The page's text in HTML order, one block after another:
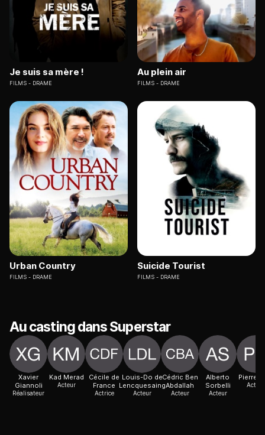
Je suis sa mère !
FILMS DRAME
Au plein air
FILMS DRAME
Urban Country
FILMS DRAME
Suicide Tourist
FILMS DRAME
Au casting dans Superstar
Xavier
Giannoli
Réalisateur
Kad Merad
Acteur
Cécile de
France
Actrice
Louis-Do de
Lencquesaing
Acteur
Cédric Ben
Abdallah
Acteur
Alberto
Sorbelli
Acteur
Pierre
Acteur